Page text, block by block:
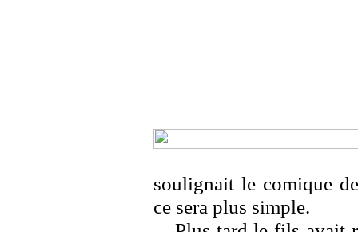
soulignait le comique
ce sera plus simple.